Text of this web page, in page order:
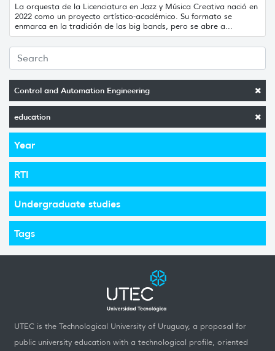
Control and Automation Engineering
education
Year
RTI
Undergraduate studies
Tags
La orquesta de la Licenciatura en Jazz y Música Creativa nació en
2022 como un proyecto artístico-académico. Su formato se
enmarca en la tradición de las big bands, pero se abre a...
UTEC is the Technological University of Uruguay, a proposal for
public university education with a technological profile, oriented